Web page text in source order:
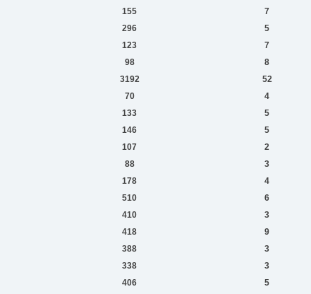
155
7
296
5
123
7
98
8
3192
52
70
4
133
5
146
5
107
2
88
3
178
4
510
6
410
3
418
9
388
3
338
3
406 5